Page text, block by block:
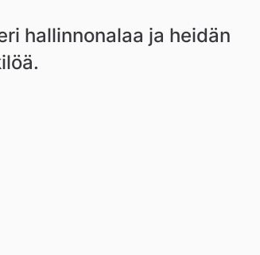
hallinnonalaa ja heidän